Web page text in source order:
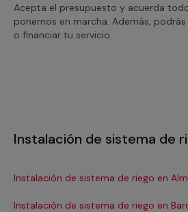
Acepta el presupuesto y acuerda
ponernos en marcha. Además,
o financiar tu servicio.
Instalación de sistema de
Instalación de sistema de riego en
Instalación de sistema de riego en